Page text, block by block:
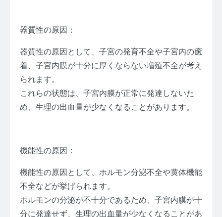
器質性の原因：
器質性の原因として、子宮の発育不全や子宮内の癒
着、子宮内膜が十分に厚くならない増殖不全が考え
られます。
これらの状態は、子宮内膜が正常に発達しないた
め、生理の出血量が少なくなることがあります。
機能性の原因：
機能性の原因として、ホルモン分泌不全や黄体機能
不全などが挙げられます。
ホルモンの分泌が不十分であるため、子宮内膜が十
分に発達せず、生理の出血量が少なくなることがあ